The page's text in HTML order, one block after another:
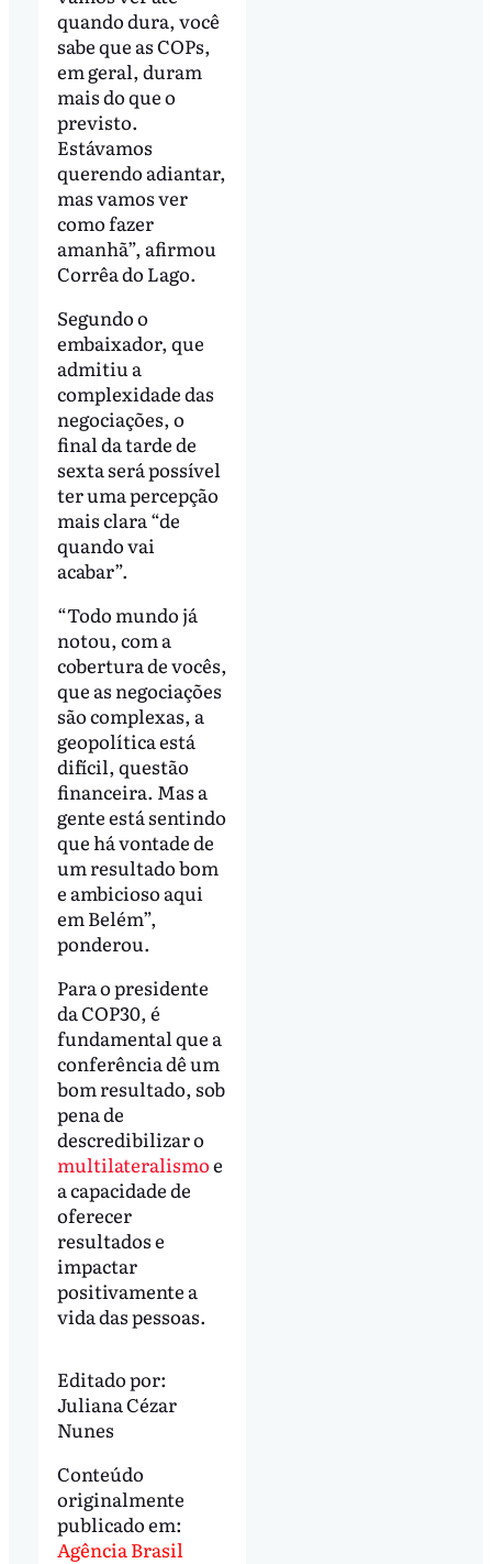
quando dura, você
sabe que as COPs,
em geral, duram
mais do que o
previsto.
Estávamos
querendo adiantar,
mas vamos ver
como fazer
amanhã”, afirmou
Corrêa do Lago.
Segundo o
embaixador, que
admitiu a
complexidade das
negociações, o
final da tarde de
sexta será possível
ter uma percepção
mais clara “de
quando vai
acabar”.
“Todo mundo já
notou, com a
cobertura de vocês,
que as negociações
são complexas, a
geopolítica está
difícil, questão
financeira. Mas a
gente está sentindo
que há vontade de
um resultado bom
e ambicioso aqui
em Belém”,
ponderou.
Para o presidente
da COP30, é
fundamental que a
conferência dê um
bom resultado, sob
pena de
descredibilizar o
multilateralismoe
a capacidade de
oferecer
resultados e
impactar
positivamente a
vida das pessoas.
Editado por:
Juliana Cézar
Nunes
Conteúdo
originalmente
publicado em:
Agência Brasil